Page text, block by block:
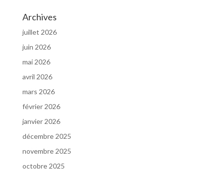
Archives
juillet 2026
juin 2026
mai 2026
avril 2026
mars 2026
février 2026
janvier 2026
décembre 2025
novembre 2025
octobre 2025